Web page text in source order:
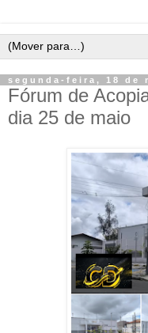
segunda-feira, 18 de
Fórum de
dia 25 de maio